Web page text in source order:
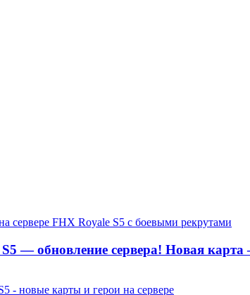
— обновление сервера! Новая